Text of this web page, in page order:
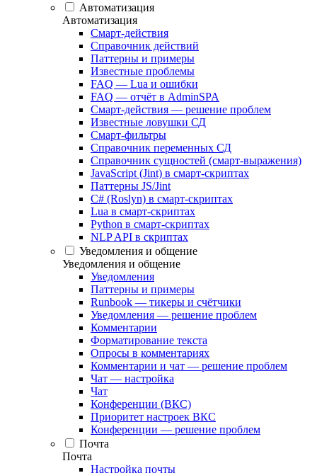
Автоматизация
Автоматизация
Смарт-действия
Справочник действий
Паттерны и примеры
Известные проблемы
FAQ — Lua и ошибки
FAQ — отчёт в AdminSPA
Смарт-действия — решение проблем
Известные ловушки СД
Смарт-фильтры
Справочник переменных СД
Справочник сущностей (смарт-выражения)
JavaScript (Jint) в смарт-скриптах
Паттерны JS/Jint
C# (Roslyn) в смарт-скриптах
Lua в смарт-скриптах
Python в смарт-скриптах
NLP API в скриптах
Уведомления и общение
Уведомления и общение
Уведомления
Паттерны и примеры
Runbook — тикеры и счётчики
Уведомления — решение проблем
Комментарии
Форматирование текста
Опросы в комментариях
Комментарии и чат — решение проблем
Чат — настройка
Чат
Конференции (ВКС)
Приоритет настроек ВКС
Конференции — решение проблем
Почта
Почта
Настройка почты